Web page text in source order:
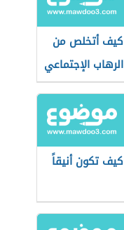
كيف أتخلص من
الرهاب الإجتماعي
كيف تكون أنيقاً